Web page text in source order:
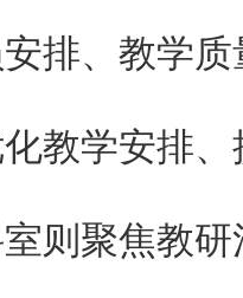
排、教学
教学安排
则聚焦教